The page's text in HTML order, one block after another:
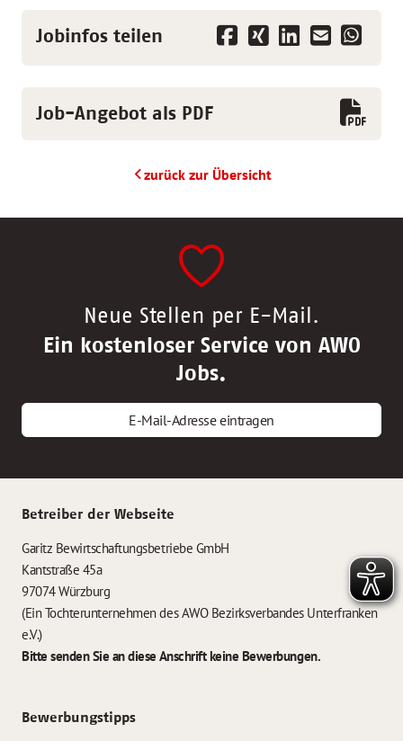
Jobinfos teilen
Job-Angebot als PDF
zurück zur Übersicht
Neue Stellen per E-Mail.
Ein kostenloser Service von AWO
Jobs.
E-Mail-Adresse eintragen
Betreiber der Webseite
Garitz Bewirtschaftungsbetriebe GmbH
Kantstraße 45a
97074 Würzburg
(Ein Tochterunternehmen des AWO Bezirksverbandes Unterfranken
e.V.)
Bitte senden Sie an diese Anschrift keine Bewerbungen.
Bewerbungstipps